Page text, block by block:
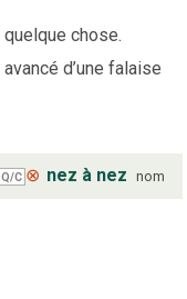
chose.
d’une falaise
Q/C ⊗ nez à nez nom